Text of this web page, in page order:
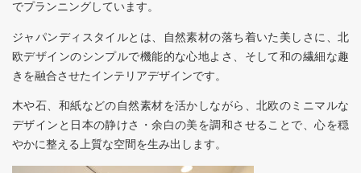
でプランニングしています。
ジャパンディスタイルとは、自然素材の落ち着いた美しさに、北
欧デザインのシンプルで機能的な心地よさ、そして和の繊細な趣
きを融合させたインテリアデザインです。
木や石、和紙などの自然素材を活かしながら、北欧のミニマルな
デザインと日本の静けさ・余白の美を調和させることで、心を穏
やかに整える上質な空間を生み出します。